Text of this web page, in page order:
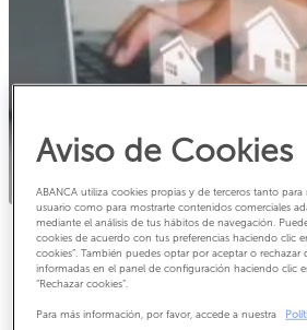
VIVIENDAS
Tiempo de lectura: 2 minutos
Previsiones para
vivienda este 2023
Aviso de Cookies
ABANCA utiliza cookies propias y de terceros tanto
usuario como para mostrarte contenidos comerciales
mediante el análisis de tus hábitos de navegación.
cookies de acuerdo con tus preferencias haciendo clic
cookies”. También puedes optar por aceptar o rechazar
informadas en el panel de configuración haciendo clic
“Rechazar cookies”.
Para más información, por favor, accede a nuestra